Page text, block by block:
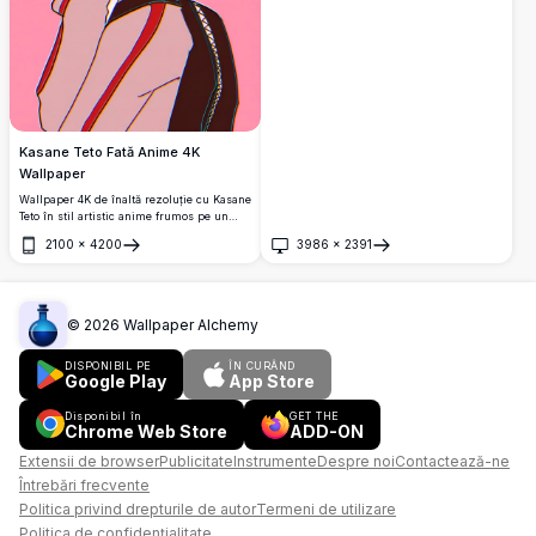
Kasane Teto Fată Anime 4K
Wallpaper
Wallpaper 4K de înaltă rezoluție cu Kasane
Teto în stil artistic anime frumos pe un
ecrane desktop și mobile cu detalii
2100 × 4200
Deschide
3986 × 2391
Deschide
© 2026 Wallpaper Alchemy
DISPONIBIL PE
Google Play
ÎN CURÂND
App Store
Disponibil în
Chrome Web Store
GET THE
ADD-ON
Extensii de browserPublicitateInstrumenteDespre noiContactează-ne
Întrebări frecvente
Politica privind drepturile de autorTermeni de utilizare